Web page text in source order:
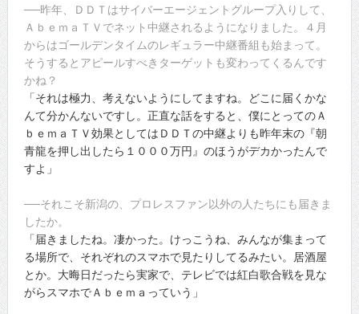
──昨年、ＤＤＴはサイバーエージェントグループ入りして、
ＡｂｅｍａＴＶでネット中継されるようになりました。４月
からはゴールデンタイムのレギュラー中継番組も始まって。
そうするとアピールすべきターゲットも変わってくるんです
かね？
「それは極力、考えないようにしてますね。どこに届くかな
んて分かんないですし。正直な話をすると、僕にとってのＡ
ｂｅｍａＴＶ効果としてはＤＤＴの中継よりも昨年末の『朝
青龍を押し出したら１０００万円』のほうがデカかったんで
すよ」
──それこそ新潟の、プロレスファン以外の人たちにも届きま
したか。
「届きましたね。凄かった。けっこうね、みんなが集まって
る場所で、それぞれのスマホで見たりしてるみたい。居酒屋
とか。大晦日だったら実家で、テレビでは紅白歌合戦を見な
がらスマホでＡｂｅｍａっていう」